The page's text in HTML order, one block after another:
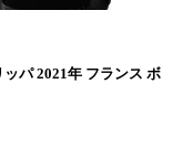
パ 2021年 フランス ボ